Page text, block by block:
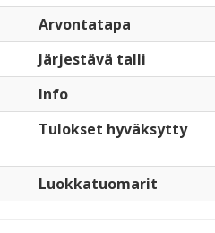
Arvontatapa
Järjestävä talli
Info
Tulokset hyväksytty
Luokkatuomarit